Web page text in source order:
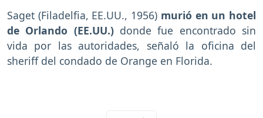
Saget (Filadelfia, EE.UU., 1956) murió en un hotel
de Orlando (EE.UU.)donde fue encontrado sin
vida por las autoridades, señaló la oficina del
sheriff del condado de Orange en Florida.